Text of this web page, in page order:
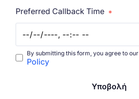
Preferred Callback Time *
By submitting this form, you agree to our
Policy
Υποβολή